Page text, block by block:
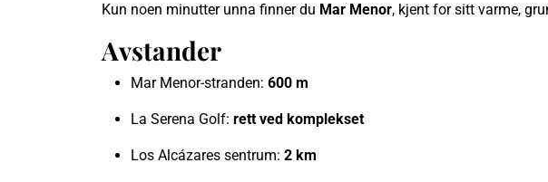
Kun noen minutter unna finner du Mar Menor, kjent for sitt varme,
Avstander
Mar Menor-stranden: 600 m
La Serena Golf: rett ved komplekset
Los Alcázares sentrum: 2 km